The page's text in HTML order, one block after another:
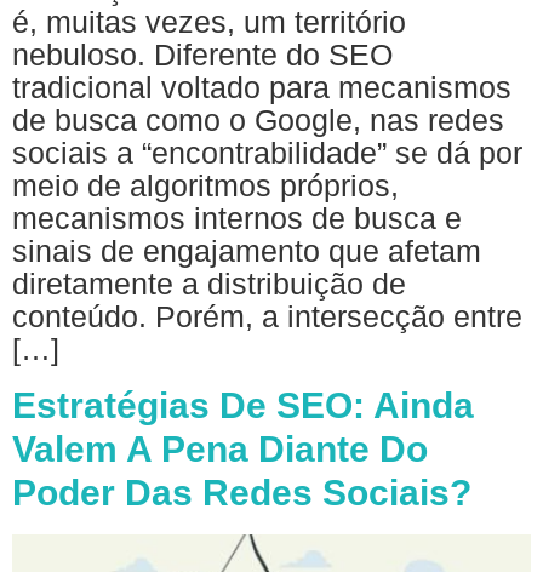
é, muitas vezes, um território
nebuloso. Diferente do SEO
tradicional voltado para mecanismos
de busca como o Google, nas redes
sociais a “encontrabilidade” se dá por
meio de algoritmos próprios,
mecanismos internos de busca e
sinais de engajamento que afetam
diretamente a distribuição de
conteúdo. Porém, a intersecção entre
[…]
Estratégias De SEO: Ainda
Valem A Pena Diante Do
Poder Das Redes Sociais?